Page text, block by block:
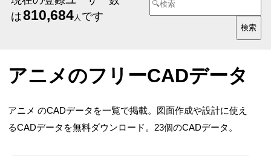
は810,684人 です
アニメのフリーCADデータ
アニメ のCADデータを一覧で掲載。図面作成や設計に使え
るCADデータを無料ダウンロード。23個のCADデータ。